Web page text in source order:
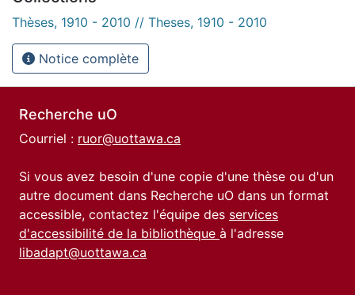
Thèses, 1910 - 2010 // Theses, 1910 - 2010
Notice complète
Recherche uO
Courriel : ruor@uottawa.ca
Si vous avez besoin d'une copie d'une thèse ou d'un
autre document dans Recherche uO dans un format
accessible, contactez l'équipe des services
d'accessibilité de la bibliothèque à l'adresse
libadapt@uottawa.ca